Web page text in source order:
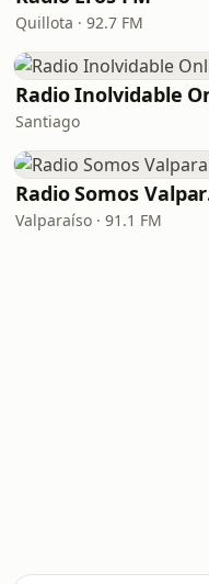
Quillota · 92.7 FM
Santiago
Valparaíso · 91.1 FM